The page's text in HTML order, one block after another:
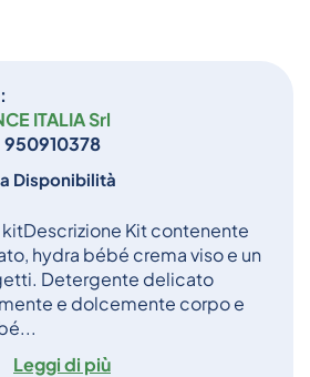
ITALIA Srl
950910378
Disponibilità
Kit contenente
hydra bébé crema viso e un
Detergente delicato
e dolcemente corpo e
Leggi di più